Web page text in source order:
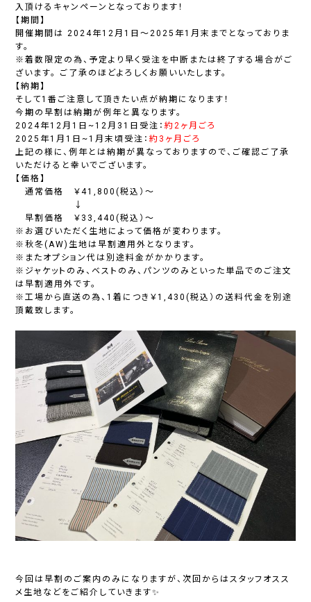
入頂けるキャンペーンとなっております！
【期間】
開催期間は 2024年12月1日～2025年1月末までとなっておりま
す。
※着数限定の為、予定より早く受注を中断または終了する場合がご
ざいます。 ご了承のほどよろしくお願いいたします。
【納期】
そして1番ご注意して頂きたい点が納期になります！
今期の早割は納期が例年と異なります。
2024年12月1日~12月31日受注：約2ヶ月ごろ
2025年1月1日~1月末頃受注：約3ヶ月ごろ
上記の様に、例年とは納期が異なっておりますので、ご確認ご了承
いただけると幸いでございます。
【価格】
通常価格 ￥41,800(税込）～
↓
早割価格 ￥33,440(税込）～
※お選びいただく生地によって価格が変わります。
※秋冬(AW)生地は早割適用外となります。
※またオプション代は別途料金がかかります。
※ジャケットのみ、ベストのみ、パンツのみといった単品でのご注文
は早割適用外です。
※工場から直送の為、1着につき￥1,430(税込）の送料代金を別途
頂戴致します。
今回は早割のご案内のみになりますが、次回からはスタッフオスス
メ生地などをご紹介していきます✨